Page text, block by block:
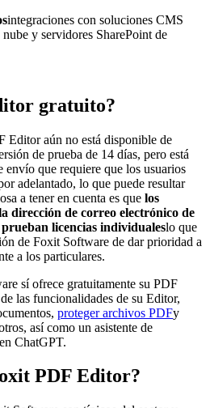
integraciones con soluciones CMS
y servidores SharePoint de
gratuito?
Editor aún no está disponible de
de prueba de 14 días, pero está
que requiere que los usuarios
adelantado, lo que puede resultar
a tener en cuenta es que los
dirección de correo electrónico de
licencias individualeslo que
de Foxit Software de dar prioridad a
a los particulares.
sí ofrece gratuitamente su PDF
las funcionalidades de su Editor,
proteger archivos PDFy
así como un asistente de
ChatGPT.
PDF Editor?